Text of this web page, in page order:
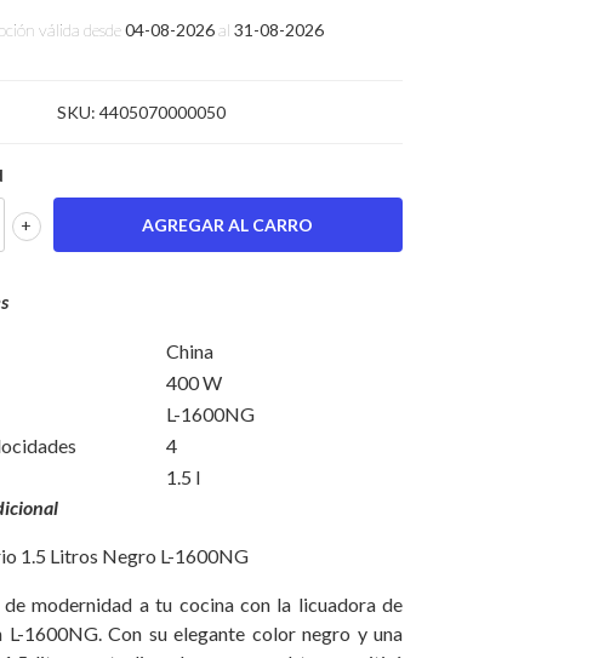
válida desde04-08-2026al 31-08-2026
SKU: 4405070000050
+
China
400 W
L-1600NG
velocidades
4
1.5 l
1.5 Litros Negro L-1600NG
modernidad a tu cocina con la licuadora de
L-1600NG. Con su elegante color negro y una